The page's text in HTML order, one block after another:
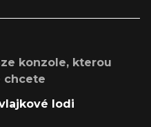
konzole, kterou
chcete
lodi